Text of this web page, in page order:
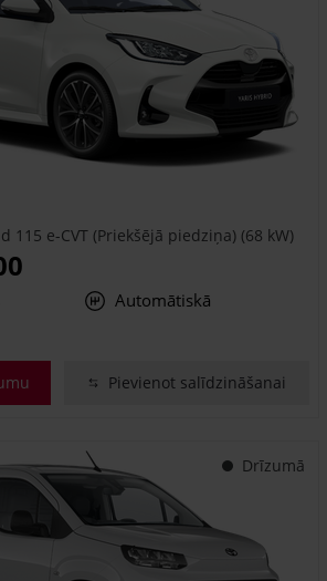
115 e-CVT (Priekšējā piedziņa) (68 kW)
Automātiskā
Pievienot salīdzināšanai
Drīzumā